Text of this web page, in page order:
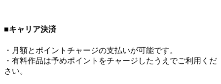
■キャリア決済
・月額とポイントチャージの支払いが可能です。
・有料作品は予めポイントをチャージしたうえでご利用くだ
さい。